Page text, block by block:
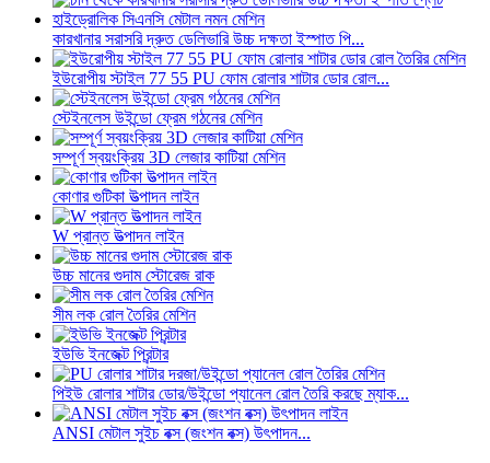
কারখানার সরাসরি দ্রুত ডেলিভারি উচ্চ দক্ষতা ইস্পাত পি...
ইউরোপীয় স্টাইল 77 55 PU ফোম রোলার শাটার ডোর রোল...
স্টেইনলেস উইন্ডো ফ্রেম গঠনের মেশিন
সম্পূর্ণ স্বয়ংক্রিয় 3D লেজার কাটিয়া মেশিন
কোণার গুটিকা উত্পাদন লাইন
W প্রান্ত উত্পাদন লাইন
উচ্চ মানের গুদাম স্টোরেজ রাক
সীম লক রোল তৈরির মেশিন
ইউভি ইনজেক্ট প্রিন্টার
পিইউ রোলার শাটার ডোর/উইন্ডো প্যানেল রোল তৈরি করছে ম্যাক...
ANSI মেটাল সুইচ বক্স (জংশন বক্স) উৎপাদন...